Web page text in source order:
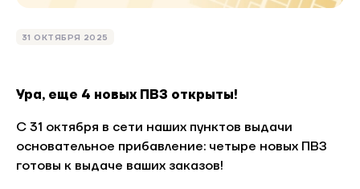
31 ОКТЯБРЯ 2025
Ура, еще 4 новых ПВЗ открыты!
С 31 октября в сети наших пунктов выдачи
основательное прибавление: четыре новых ПВЗ
готовы к выдаче ваших заказов!